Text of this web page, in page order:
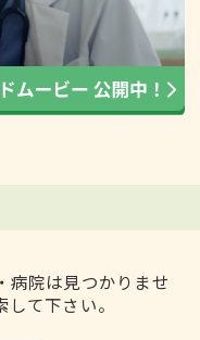
病院は見つかりませ
て下さい。